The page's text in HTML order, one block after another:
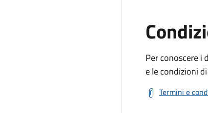
Per conoscere i
e le condizioni
Termini e